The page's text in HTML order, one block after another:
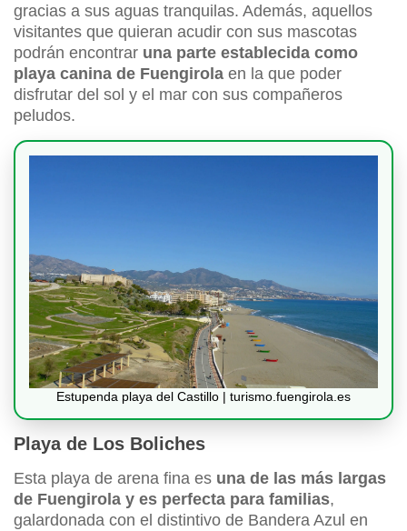
gracias a sus aguas tranquilas. Además, aquellos
visitantes que quieran acudir con sus mascotas
podrán encontrar una parte establecida como
playa canina de Fuengirola en la que poder
disfrutar del sol y el mar con sus compañeros
peludos.
Estupenda playa del Castillo | turismo.fuengirola.es
Playa de Los Boliches
Esta playa de arena fina es una de las más largas
de Fuengirola y es perfecta para familias,
galardonada con el distintivo de Bandera Azul en